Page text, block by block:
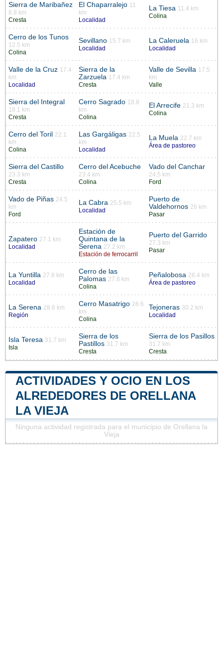
Sierra de Maribañez
8.8 km
Cresta
El Chaparralejo 11
km
Localidad
La Tiesa 11.4 km
Colina
Cerro de los Tunos
12.5 km
Colina
Sevillano 15.7 km
Localidad
La Caleruela 16 km
Localidad
Valle de la Cruz 17.4
km
Localidad
Sierra de la
Zarzuela 17.4 km
Cresta
Valle de Sevilla 17.5
km
Valle
Sierra del Integral
18.1 km
Cresta
Cerro Sagrado 18.8
km
Colina
El Arrecife 21.3 km
Colina
Cerro del Toril
22.1
km
Colina
Las Gargáligas 22.5
km
Localidad
La Muela 22.7 km
Área de pastoreo
Sierra del Castillo
23.3 km
Cresta
Cerro del Acebuche
23.4 km
Colina
Vado del Canchar
24.5 km
Ford
Vado de Piñas 24.5
km
Ford
La Cabra 25.5 km
Localidad
Puerto de
Valdehornos 26 km
Pasar
Zapatero 27.1 km
Localidad
Estación de
Quintana de la
Serena 27.2 km
Estación de ferrocarril
Puerto del Garrido
27.3 km
Pasar
La Yuntilla 27.8 km
Localidad
Cerro de las
Palomas 27.8 km
Colina
Peñalobosa 28.4 km
Área de pastoreo
La Serena 28.6 km
Región
Cerro Masatrigo 28.6
km
Colina
Tejoneras 30.2 km
Localidad
Isla Teresa 31.7 km
Isla
Sierra de los
Pastillos 31.7 km
Cresta
Sierra de los Pasillos
31.7 km
Cresta
ACTIVIDADES Y OCIO EN LOS
ALREDEDORES DE ORELLANA
LA VIEJA
Ninguna actividad registrada para el municipio de Orellana la
Vieja